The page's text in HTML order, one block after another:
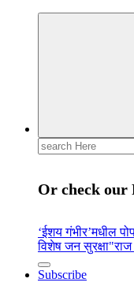
Search
for:
Or check our
‘ईशय गंभीर’मधील
विशेष जन सुरक्षा
Subscribe